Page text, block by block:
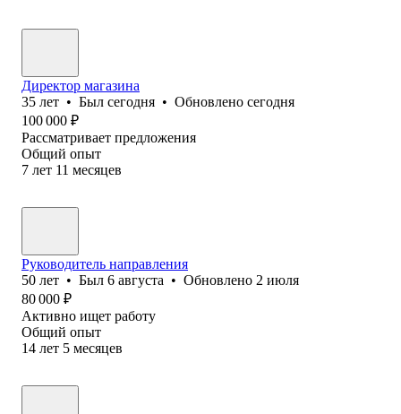
Директор магазина
35 лет • Был сегодня • Обновлено сегодня
100 000 ₽
Рассматривает предложения
Общий опыт
7 лет 11 месяцев
Руководитель направления
50 лет • Был 6 августа • Обновлено 2 июля
80 000 ₽
Активно ищет работу
Общий опыт
14 лет 5 месяцев